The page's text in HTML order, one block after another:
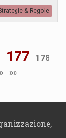
& Regole
177
178
» »»